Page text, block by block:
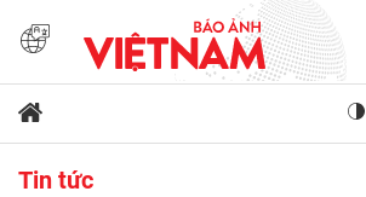
Tin tức